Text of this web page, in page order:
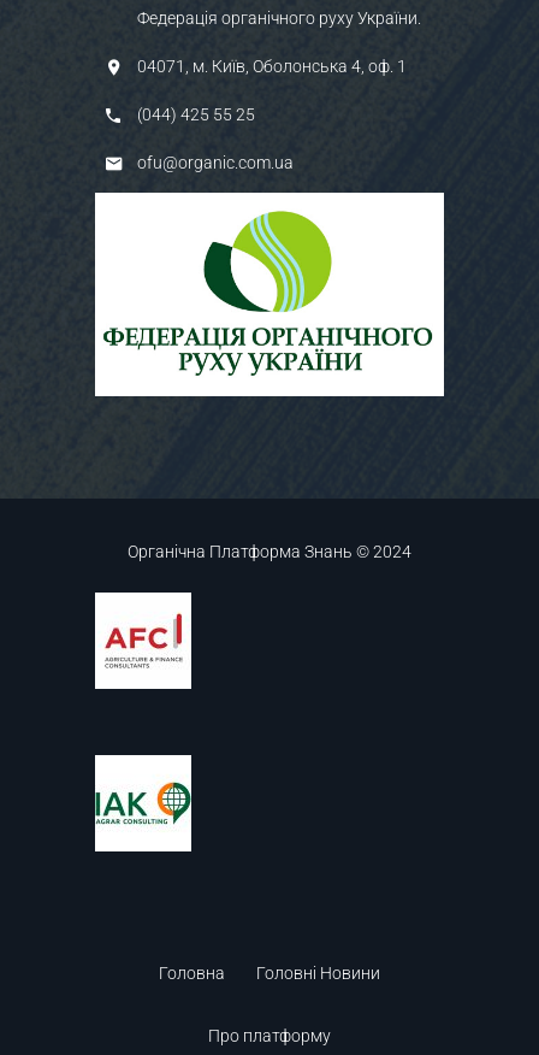
Федерація органічного руху України.
04071, м. Київ, Оболонська 4, оф. 1
(044) 425 55 25
ofu@organic.com.ua
Органічна Платформа Знань © 2024
Головна Головні Новини
Про платформу